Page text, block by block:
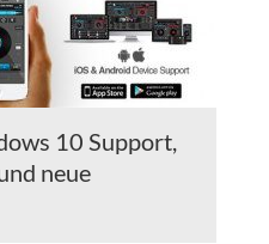
10 Support,
neue